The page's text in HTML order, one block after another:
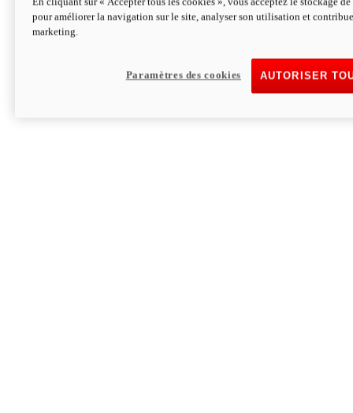
Hypermotard V2 SP 100
Découvrez-le
pour améliorer la navigation sur le site, analyser son utilisation et
marketing.
AUTORISER
Paramètres des cookies